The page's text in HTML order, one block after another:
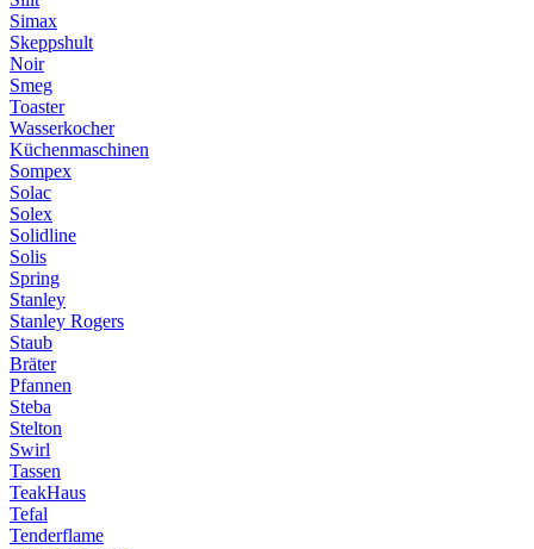
Simax
Skeppshult
Noir
Smeg
Toaster
Wasserkocher
Küchenmaschinen
Sompex
Solac
Solex
Solidline
Solis
Spring
Stanley
Stanley Rogers
Staub
Bräter
Pfannen
Steba
Stelton
Swirl
Tassen
TeakHaus
Tefal
Tenderflame